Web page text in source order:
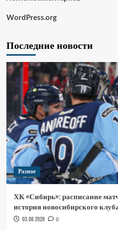
WordPress.org
Последние новости
Разное
ХК «Сибирь»: расписание
история новосибирского
03.08.2026 0